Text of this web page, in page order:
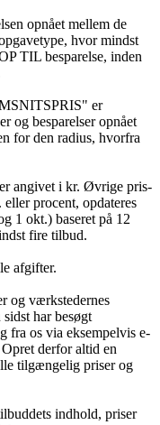
opnået mellem de
hvor mindst
TIL besparelse, inden
er
og besparelser opnået
for den radius, hvorfra
angivet i kr. Øvrige pris-
eller procent, opdateres
1 okt.) baseret på 12
fire tilbud.
afgifter.
og værkstedernes
har besøgt
fra os via eksempelvis e-
derfor altid en
tilgængelig priser og
indhold, priser